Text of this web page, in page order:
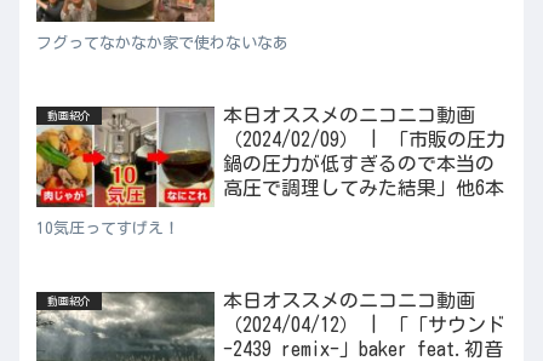
フグってなかなか家で使わないなあ
動画紹介
本日オススメのニコニコ動画
（2024/02/09） | 「市販の圧力
鍋の圧力が低すぎるので本当の
高圧で調理してみた結果」他6本
10気圧ってすげえ！
動画紹介
本日オススメのニコニコ動画
（2024/04/12） | 「「サウンド
-2439 remix-」baker feat.初音